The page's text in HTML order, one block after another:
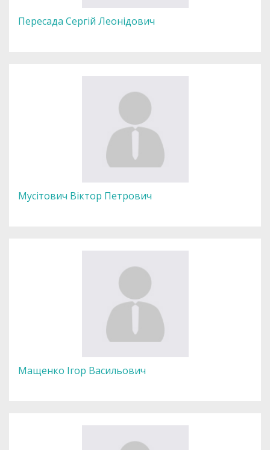
Пересада Сергій Леонідович
Мусітович Віктор Петрович
Мащенко Ігор Васильович